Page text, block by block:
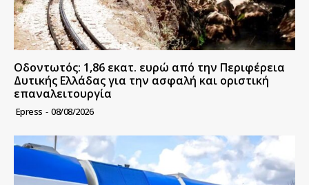
Οδοντωτός: 1,86 εκατ. ευρώ από την Περιφέρεια
Δυτικής Ελλάδας για την ασφαλή και οριστική
επαναλειτουργία
Epress - 08/08/2026